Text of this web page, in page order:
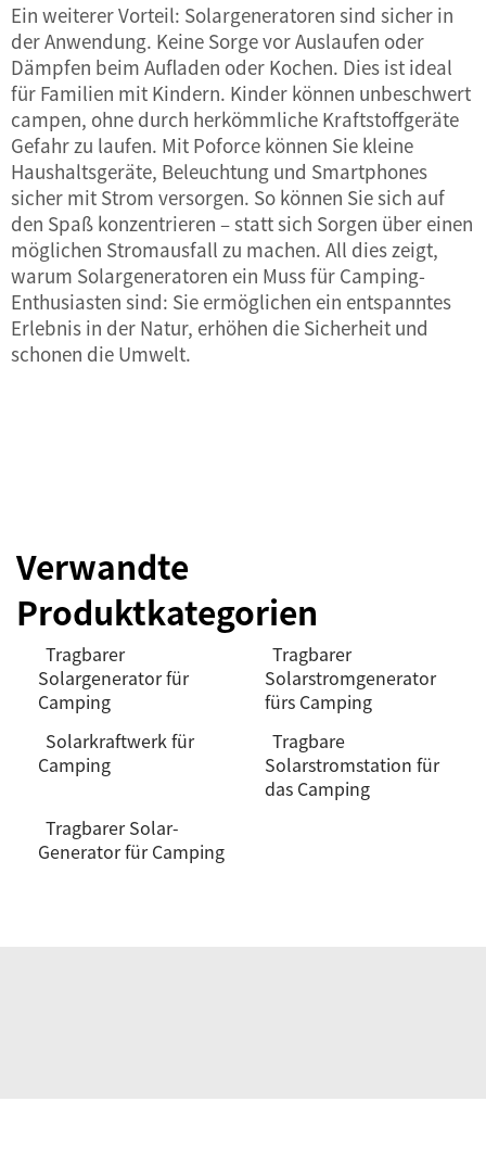
Ein weiterer Vorteil: Solargeneratoren sind sicher in
der Anwendung. Keine Sorge vor Auslaufen oder
Dämpfen beim Aufladen oder Kochen. Dies ist ideal
für Familien mit Kindern. Kinder können unbeschwert
campen, ohne durch herkömmliche Kraftstoffgeräte
Gefahr zu laufen. Mit Poforce können Sie kleine
Haushaltsgeräte, Beleuchtung und Smartphones
sicher mit Strom versorgen. So können Sie sich auf
den Spaß konzentrieren – statt sich Sorgen über einen
möglichen Stromausfall zu machen. All dies zeigt,
warum Solargeneratoren ein Muss für Camping-
Enthusiasten sind: Sie ermöglichen ein entspanntes
Erlebnis in der Natur, erhöhen die Sicherheit und
schonen die Umwelt.
Verwandte
Produktkategorien
Tragbarer
Solargenerator für
Camping
Tragbarer
Solarstromgenerator
fürs Camping
Solarkraftwerk für
Camping
Tragbare
Solarstromstation für
das Camping
Tragbarer Solar-
Generator für Camping